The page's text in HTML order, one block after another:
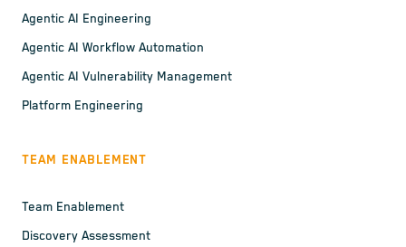
Agentic AI Engineering
Agentic AI Workflow Automation
Agentic AI Vulnerability Management
Platform Engineering
TEAM ENABLEMENT
Team Enablement
Discovery Assessment